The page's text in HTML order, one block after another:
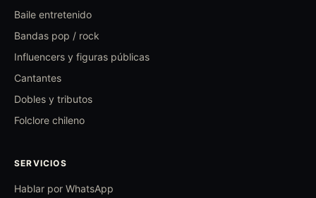
Baile entretenido
Bandas pop / rock
Influencers y figuras públicas
Cantantes
Dobles y tributos
Folclore chileno
SERVICIOS
Hablar por WhatsApp